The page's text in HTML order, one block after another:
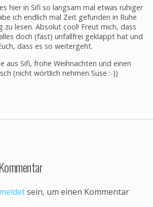
hier in Sifi so langsam mal etwas ruhiger
ich endlich mal Zeit gefunden in Ruhe
zu lesen. Absolut cool! Freut mich, dass
doch (fast) unfallfrei geklappt hat und
dass es so weitergeht.
aus Sifi, frohe Weihnachten und einen
(nicht wörtlich nehmen Suse :-))
sein, um einen Kommentar